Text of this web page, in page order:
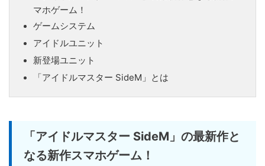
マホゲーム！
ゲームシステム
アイドルユニット
新登場ユニット
「アイドルマスター SideM」とは
「アイドルマスター SideM」の最新作と
なる新作スマホゲーム！